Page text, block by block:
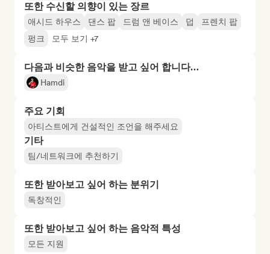
또한 수신할 의향이 있는 장르
애시드 하우스 댄스 팝 드럼 앤 베이스 덥
프렌치 팝
펑크
모두 보기 +7
다음과 비슷한 음악을 받고 싶어 합니다…
Hamdi
주요 기회
아티스트에게 건설적인 조언을 해주세요
기타
팀/네트워크에 추천하기
또한 받아보고 싶어 하는 분위기
독창적인
또한 받아보고 싶어 하는 음악적 특성
모든 지원